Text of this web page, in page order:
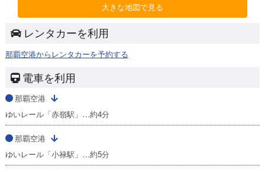
大きな地図で見る
レンタカーを利用
那覇空港からレンタカーを予約する
電車を利用
那覇空港
ゆいレール「赤嶺駅」…約4分
那覇空港
ゆいレール「小禄駅」…約5分